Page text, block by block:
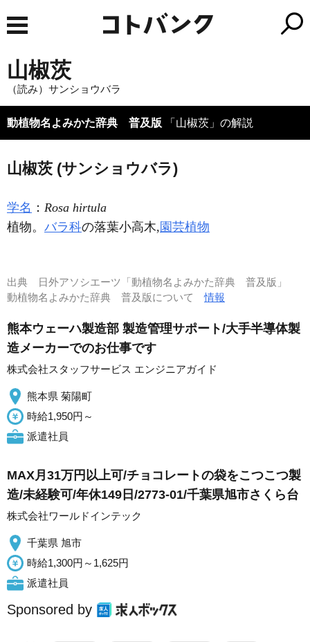
山椒茨
（読み）サンショウバラ
動植物名よみかた辞典 普及版 「山椒茨」の解説
山椒茨 (サンショウバラ)
学名 ： Rosa hirtula
植物。 バラ科の落葉小高木, 園芸植物
出典
日外アソシエーツ「動植物名よみかた辞典 普及版」
動植物名よみかた辞典 普及版について情報
熊本ウェーハ製造部 製造管理サポート/大手半導体製
造メーカーでのお仕事です
株式会社スタッフサービス エンジニアガイド
熊本県 菊陽町
時給1,950円～
派遣社員
MAX月31万円以上可/チョコレートの袋をこつこつ製
造/未経験可/年休149日/2773-01/千葉県旭市さくら台
株式会社ワールドインテック
千葉県 旭市
時給1,300円～1,625円
派遣社員
Sponsored by